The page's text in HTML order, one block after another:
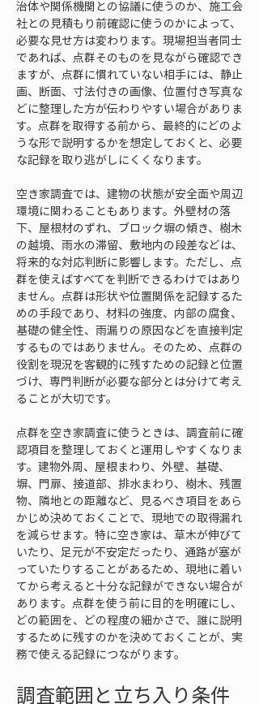
治体や関係機関との協議に使うのか、施工会
社との見積もり前確認に使うのかによって、
必要な見せ方は変わります。現場担当者同士
であれば、点群そのものを見ながら確認でき
ますが、点群に慣れていない相手には、静止
画、断面、寸法付きの画像、位置付き写真な
どに整理した方が伝わりやすい場合がありま
す。点群を取得する前から、最終的にどのよ
うな形で説明するかを想定しておくと、必要
な記録を取り逃がしにくくなります。
空き家調査では、建物の状態が安全面や周辺
環境に関わることもあります。外壁材の落
下、屋根材のずれ、ブロック塀の傾き、樹木
の越境、雨水の滞留、敷地内の段差などは、
将来的な対応判断に影響します。ただし、点
群を使えばすべてを判断できるわけではあり
ません。点群は形状や位置関係を記録するた
めの手段であり、材料の強度、内部の腐食、
基礎の健全性、雨漏りの原因などを直接判定
するものではありません。そのため、点群の
役割を現況を客観的に残すための記録と位置
づけ、専門判断が必要な部分とは分けて考え
ることが大切です。
点群を空き家調査に使うときは、調査前に確
認項目を整理しておくと運用しやすくなりま
す。建物外周、屋根まわり、外壁、基礎、
塀、門扉、接道部、排水まわり、樹木、残置
物、隣地との距離など、見るべき項目をあら
かじめ決めておくことで、現地での取得漏れ
を減らせます。特に空き家は、草木が伸びて
いたり、足元が不安定だったり、通路が塞が
っていたりすることがあるため、現地に着い
てから考えると十分な記録ができない場合が
あります。点群を使う前に目的を明確にし、
どの範囲を、どの程度の細かさで、誰に説明
するために残すのかを決めておくことが、実
務で使える記録につながります。
調査範囲と立ち入り条件